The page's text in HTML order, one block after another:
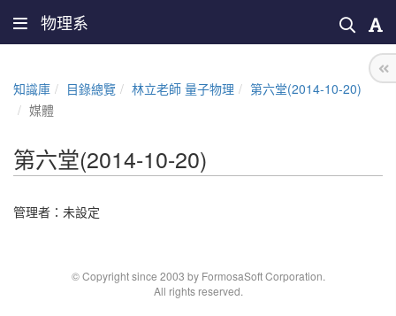
物理系
知識庫 目錄總覽 林立老師 量子物理
第六堂(2014-10-20)
媒體
第六堂(2014-10-20)
管理者：未設定
© Copyright since 2003 by FormosaSoft Corporation.
All rights reserved.